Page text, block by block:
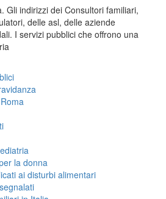
Gli indirizzi dei Consultori familiari,
delle asl, delle aziende
I servizi pubblici che offrono una
la donna
ai disturbi alimentari